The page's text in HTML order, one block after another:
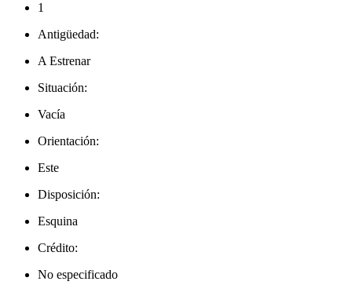
1
Antigüedad:
A Estrenar
Situación:
Vacía
Orientación:
Este
Disposición:
Esquina
Crédito:
No especificado